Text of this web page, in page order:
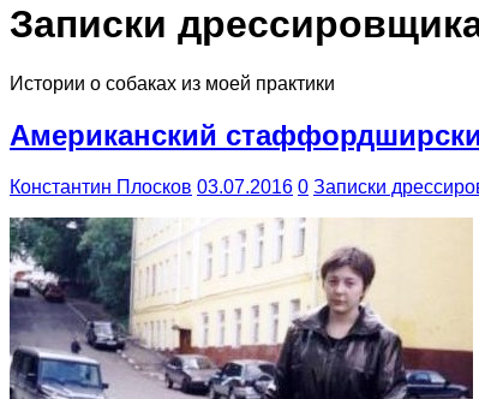
Записки
Истории о собаках из моей практики
Американский
Константин Плосков 03.07.2016 0 Записки